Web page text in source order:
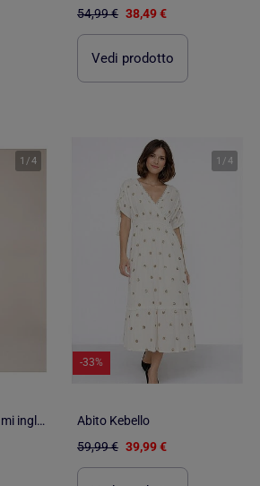
54,99 € 38,49 €
Vedi prodotto
1 /4
Vestito lungo con ricami inglesi IPANE
1 /4
-33%
Abito Kebello
59,99 € 39,99 €